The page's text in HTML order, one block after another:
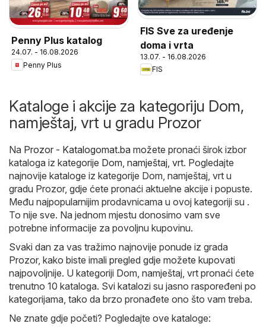
Penny Plus katalog
24.07. - 16.08.2026
Penny Plus
FIS Sve za uređenje
doma i vrta
13.07. - 16.08.2026
FIS
Kataloge i akcije za kategoriju Dom,
namještaj, vrt u gradu Prozor
Na Prozor - Katalogomat.ba možete pronaći širok izbor
kataloga iz kategorije Dom, namještaj, vrt. Pogledajte
najnovije kataloge iz kategorije Dom, namještaj, vrt u
gradu Prozor, gdje ćete pronaći aktuelne akcije i popuste.
Među najpopularnijim prodavnicama u ovoj kategoriji su .
To nije sve. Na jednom mjestu donosimo vam sve
potrebne informacije za povoljnu kupovinu.
Svaki dan za vas tražimo najnovije ponude iz grada
Prozor, kako biste imali pregled gdje možete kupovati
najpovoljnije. U kategoriji Dom, namještaj, vrt pronaći ćete
trenutno 10 kataloga. Svi katalozi su jasno raspoređeni po
kategorijama, tako da brzo pronađete ono što vam treba.
Ne znate gdje početi? Pogledajte ove kataloge: